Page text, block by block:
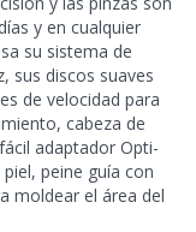
y en cualquier
su sistema de
sus discos suaves
de velocidad para
cabeza de
adaptador Opti-
peine guía con
moldear el área del